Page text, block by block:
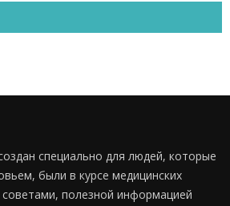
специально для людей, которые
были в курсе медицинских
полезной информацией